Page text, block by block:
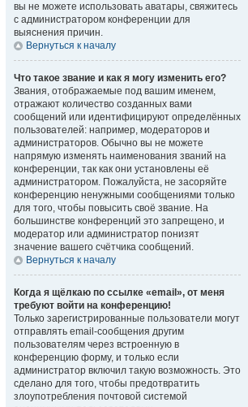
вы не можете использовать аватары, свяжитесь
с администратором конференции для
выяснения причин.
Вернуться к началу
Что такое звание и как я могу изменить его?
Звания, отображаемые под вашим именем,
отражают количество созданных вами
сообщений или идентифицируют определённых
пользователей: например, модераторов и
администраторов. Обычно вы не можете
напрямую изменять наименования званий на
конференции, так как они установлены её
администратором. Пожалуйста, не засоряйте
конференцию ненужными сообщениями только
для того, чтобы повысить своё звание. На
большинстве конференций это запрещено, и
модератор или администратор понизят
значение вашего счётчика сообщений.
Вернуться к началу
Когда я щёлкаю по ссылке «email», от меня
требуют войти на конференцию!
Только зарегистрированные пользователи могут
отправлять email-сообщения другим
пользователям через встроенную в
конференцию форму, и только если
администратор включил такую возможность. Это
сделано для того, чтобы предотвратить
злоупотребления почтовой системой